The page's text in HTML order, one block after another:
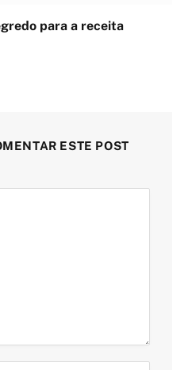
para a receita
ESTE POST